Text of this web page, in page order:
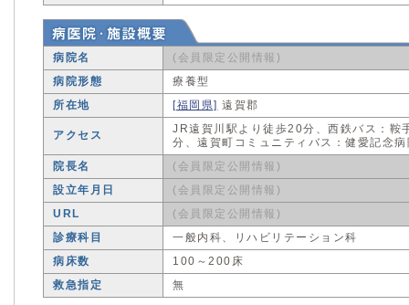
病院名
(会員限定公開情報)
病院形態
療養型
所在地
[福岡県] 遠賀郡
アクセス
JR遠賀川駅より徒歩20分、西鉄バス：鞍
分、遠賀町コミュニティバス：健愛記念
院長名
(会員限定公開情報)
設立年月日
(会員限定公開情報)
URL
(会員限定公開情報)
診療科目
一般内科、リハビリテーション科
病床数
100～200床
救急指定
無